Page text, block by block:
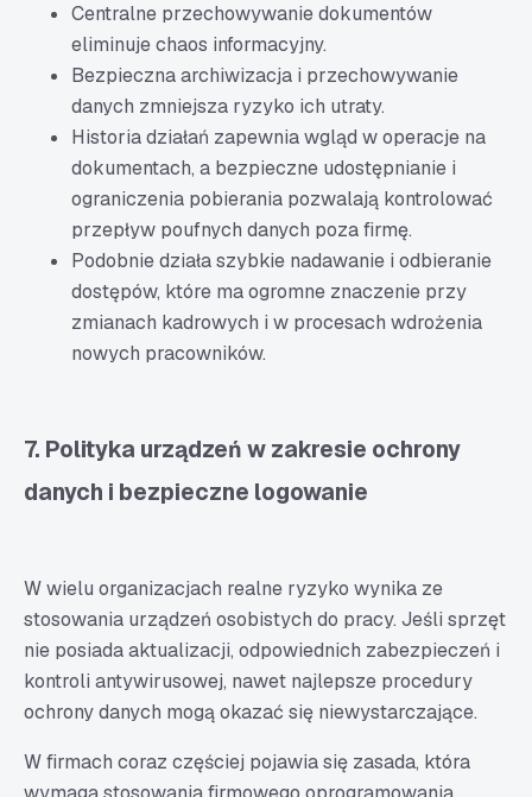
Centralne przechowywanie dokumentów
eliminuje chaos informacyjny.
Bezpieczna archiwizacja i przechowywanie
danych zmniejsza ryzyko ich utraty.
Historia działań zapewnia wgląd w operacje na
dokumentach, a bezpieczne udostępnianie i
ograniczenia pobierania pozwalają kontrolować
przepływ poufnych danych poza firmę.
Podobnie działa szybkie nadawanie i odbieranie
dostępów, które ma ogromne znaczenie przy
zmianach kadrowych i w procesach wdrożenia
nowych pracowników.
7. Polityka urządzeń w zakresie ochrony
danych i bezpieczne logowanie
W wielu organizacjach realne ryzyko wynika ze
stosowania urządzeń osobistych do pracy. Jeśli sprzęt
nie posiada aktualizacji, odpowiednich zabezpieczeń i
kontroli antywirusowej, nawet najlepsze procedury
ochrony danych mogą okazać się niewystarczające.
W firmach coraz częściej pojawia się zasada, która